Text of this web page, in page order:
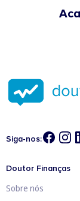
Siga-nos:
Doutor Finanças
Sobre nós